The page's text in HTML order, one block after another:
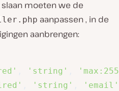
moeten we de
aanpassen , in de
aanbrengen:
'string'
'string'
'email'